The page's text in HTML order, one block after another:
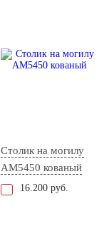
Столик на могилу
AM5450 кованый
16.200 руб.